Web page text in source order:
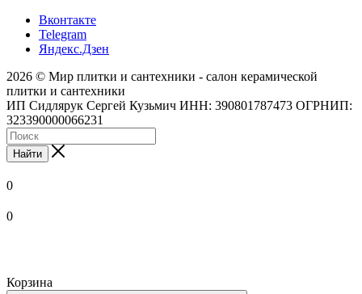
Вконтакте
Telegram
Яндекс.Дзен
2026 © Мир плитки и сантехники - салон керамической
плитки и сантехники
ИП Сидлярук Сергей Кузьмич ИНН: 390801787473 ОГРНИП:
323390000066231
Найти
0
0
Корзина